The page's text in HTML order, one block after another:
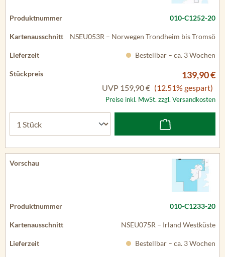
010-C1252-20
NSEU053R – Norwegen Trondheim bis Tromsö
Bestellbar – ca. 3 Wochen
139,90 €
UVP 159,90 € (12.51% gespart)
Preise inkl. MwSt. zzgl. Versandkosten
010-C1233-20
NSEU075R – Irland Westküste
Bestellbar – ca. 3 Wochen